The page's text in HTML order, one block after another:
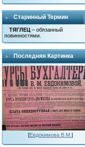
Старинный Термин
ТЯГЛЕЦ – обязанный
повинностями.
Последняя Картинка
[Евдокимова В.М. ]